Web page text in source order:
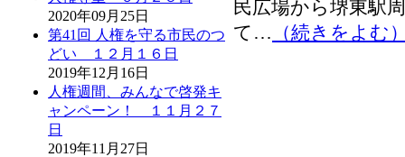
2020年09月25日
第41回 人権を守る市民のつ
どい １２月１６日
2019年12月16日
人権週間、みんなで啓発キ
ャンペーン！ １１月２７
日
2019年11月27日
民広場から堺東駅
て… （続きをよむ